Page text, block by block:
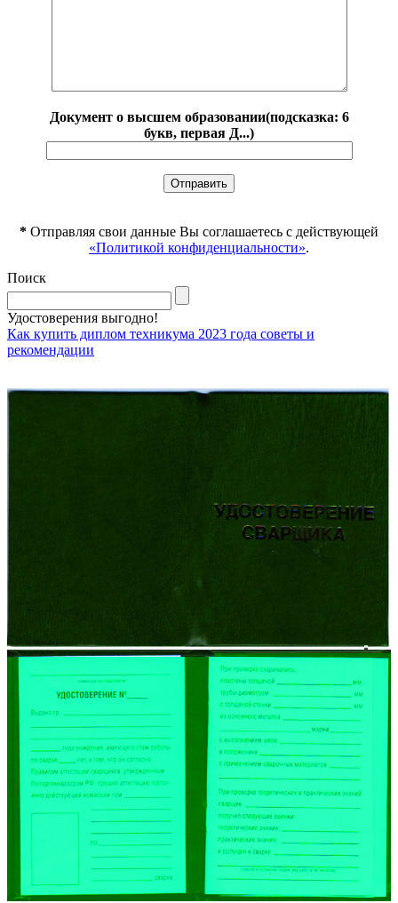
Документ о высшем образовании(подсказка: 6
букв, первая Д...)
* Отправляя свои данные Вы соглашаетесь с действующей
«Политикой конфиденциальности».
Поиск
Удостоверения выгодно!
Как купить диплом техникума 2023 года советы и
рекомендации